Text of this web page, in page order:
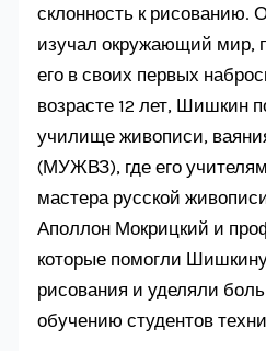
склонность к рисованию.
изучал окружающий мир,
его в своих первых
возрасте 12 лет, Шишкин
училище живописи,
(МУЖВЗ), где его
мастера русской
Аполлон Мокрицкий и
которые помогли
рисования и уделяли
обучению студентов